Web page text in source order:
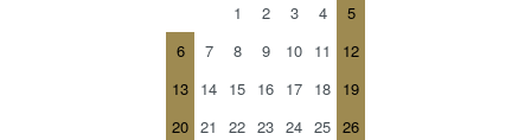
1
2 3 4
5
6
7 8 9 10 11
12
13 14 15 16 17 18 19
20 21 22 23 24 25 26